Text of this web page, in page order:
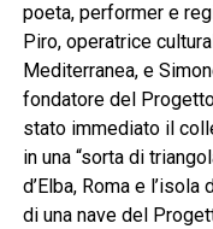
poeta, performer e
Piro, operatrice
Mediterranea, e
fondatore del
stato immediato il
in una “sorta di
d’Elba, Roma e
di una nave del